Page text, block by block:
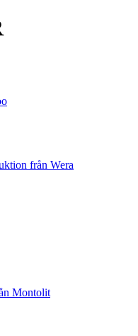
från Wera
Montolit